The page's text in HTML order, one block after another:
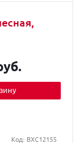
Код: BXC12155